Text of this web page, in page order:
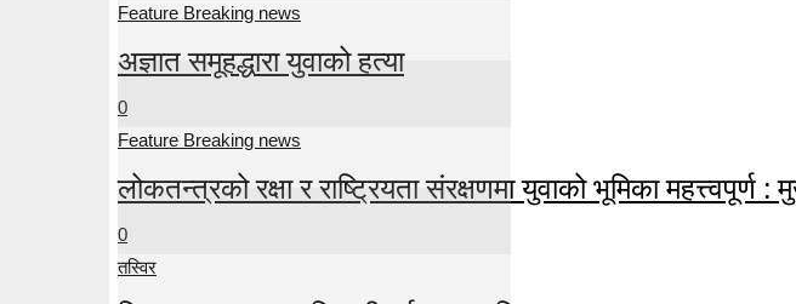
Feature Breaking news
अज्ञात समूहद्धारा युवाको हत्या
0
Feature Breaking news
लोकतन्त्रको रक्षा र राष्ट्रियता संरक्षणमा युवाको भूमिका महत्त्वपूर्ण :
0
तस्विर